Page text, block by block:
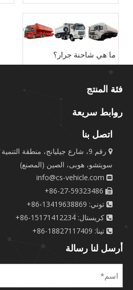
ما هي شاحنة جرار؟
فئة المنتج
روابط سريعة
اتصل بنا

رقم 9، شارع جيليانج، منطقة
سويتشو، هوبى، الصين (المصنع)

info@cs-vehicle.com

 توني: 13419638869-86+
 كريستال: 15171412234-86+
 تينا: 18827117409-86+
أرسل لنا رسالة